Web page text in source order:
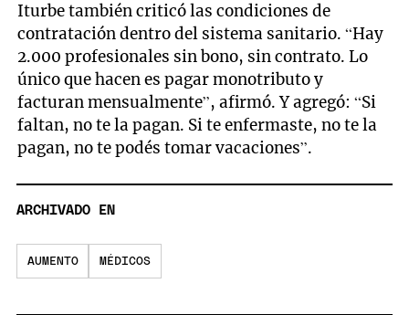
Iturbe también criticó las condiciones de
contratación dentro del sistema sanitario. “Hay
2.000 profesionales sin bono, sin contrato. Lo
único que hacen es pagar monotributo y
facturan mensualmente”, afirmó. Y agregó: “Si
faltan, no te la pagan. Si te enfermaste, no te la
pagan, no te podés tomar vacaciones”.
ARCHIVADO EN
AUMENTO MÉDICOS